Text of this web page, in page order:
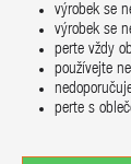
výrobek se
výrobek se
perte vždy
používejte
perte s